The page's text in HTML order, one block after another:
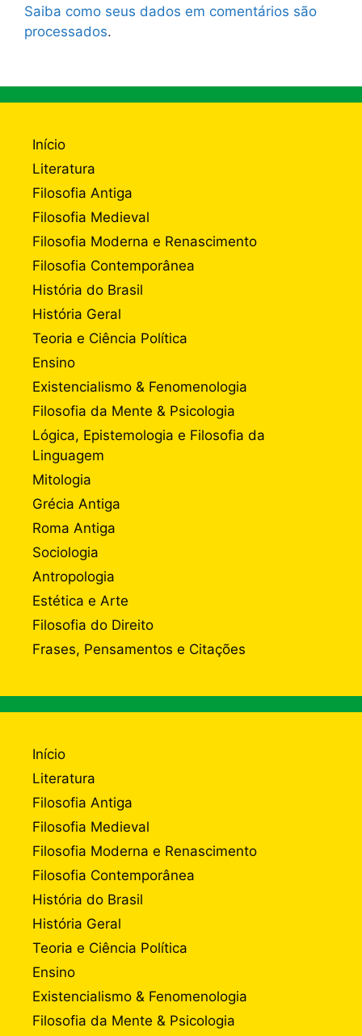
Saiba como seus dados em comentários são
processados.
Início
Literatura
Filosofia Antiga
Filosofia Medieval
Filosofia Moderna e Renascimento
Filosofia Contemporânea
História do Brasil
História Geral
Teoria e Ciência Política
Ensino
Existencialismo & Fenomenologia
Filosofia da Mente & Psicologia
Lógica, Epistemologia e Filosofia da
Linguagem
Mitologia
Grécia Antiga
Roma Antiga
Sociologia
Antropologia
Estética e Arte
Filosofia do Direito
Frases, Pensamentos e Citações
Início
Literatura
Filosofia Antiga
Filosofia Medieval
Filosofia Moderna e Renascimento
Filosofia Contemporânea
História do Brasil
História Geral
Teoria e Ciência Política
Ensino
Existencialismo & Fenomenologia
Filosofia da Mente & Psicologia